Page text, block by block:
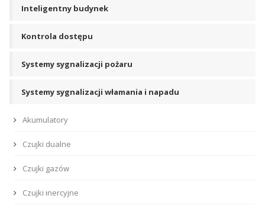
Inteligentny budynek
Kontrola dostępu
Systemy sygnalizacji pożaru
Systemy sygnalizacji włamania i napadu
Akumulatory
Czujki dualne
Czujki gazów
Czujki inercyjne